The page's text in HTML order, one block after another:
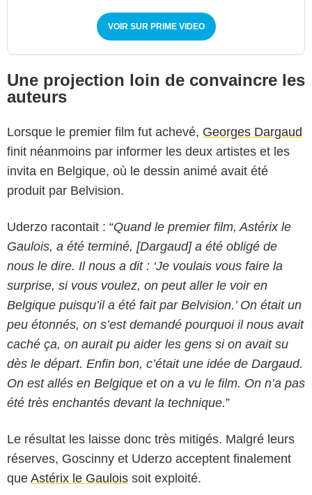
VOIR SUR PRIME VIDEO
Une projection loin de convaincre les
auteurs
Lorsque le premier film fut achevé, Georges Dargaud
finit néanmoins par informer les deux artistes et les
invita en Belgique, où le dessin animé avait été
produit par Belvision.
Uderzo racontait : “Quand le premier film, Astérix le
Gaulois, a été terminé, [Dargaud] a été obligé de
nous le dire. Il nous a dit : ‘Je voulais vous faire la
surprise, si vous voulez, on peut aller le voir en
Belgique puisqu’il a été fait par Belvision.’ On était un
peu étonnés, on s’est demandé pourquoi il nous avait
caché ça, on aurait pu aider les gens si on avait su
dès le départ. Enfin bon, c’était une idée de Dargaud.
On est allés en Belgique et on a vu le film. On n’a pas
été très enchantés devant la technique.”
Le résultat les laisse donc très mitigés. Malgré leurs
réserves, Goscinny et Uderzo acceptent finalement
que Astérix le Gaulois soit exploité.